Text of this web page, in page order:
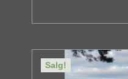
Salg!